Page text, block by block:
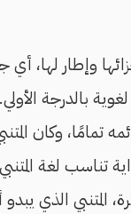
وإطار لها، أي
بالدرجة
وكان
لغة
المتنبي الذي